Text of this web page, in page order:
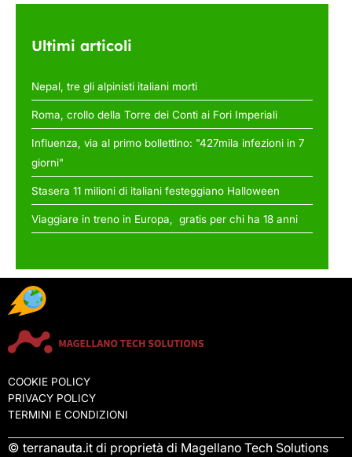
Ultimi articoli
Nepal, tre gli alpinisti italiani morti
Roma, crollo della Torre dei Conti ai Fori Imperiali
Influenza, via al primo bollettino: "427mila infezioni in 7
giorni"
Stasera 11 milioni di italiani festeggiano Halloween
Viaggiare in treno in Europa, gratis per chi ha 18 anni
COOKIE POLICY
PRIVACY POLICY
TERMINI E CONDIZIONI
© terranauta.it di proprietà di Magellano Tech Solutions